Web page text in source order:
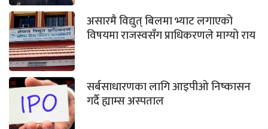
असारमै विद्युत् बिलमा भ्याट लगाएको
विषयमा राजस्वसँग प्राधिकरणले माग्यो राय
सर्बसाधारणका लागि आइपीओ निष्कासन
गर्दै ह्याम्स अस्पताल